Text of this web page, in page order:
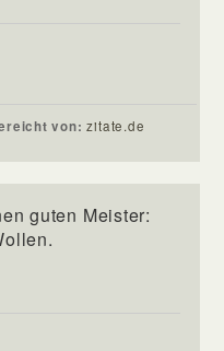
von:zitate.de
guten Meister: